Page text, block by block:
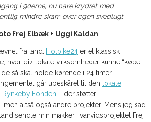
i 90erne, nu bare krydret med
mindre skam over egen svedlugt.
Frej Elbæk + Uggi Kaldan
fra land. Holbike24 er et klassisk
hvor div. lokale virksomheder kunne “købe”
så skal holde kørende i 24 timer,
går ubeskåret til den lokale
Rynkeby Fonden – der støtter
men altså også andre projekter. Mens jeg sad
sendte min makker i vanvidsprojektet Frej